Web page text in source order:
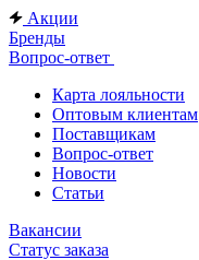
Акции
Бренды
Вопрос-ответ
Карта лояльности
Оптовым клиентам
Поставщикам
Вопрос-ответ
Новости
Статьи
Вакансии
Статус заказа